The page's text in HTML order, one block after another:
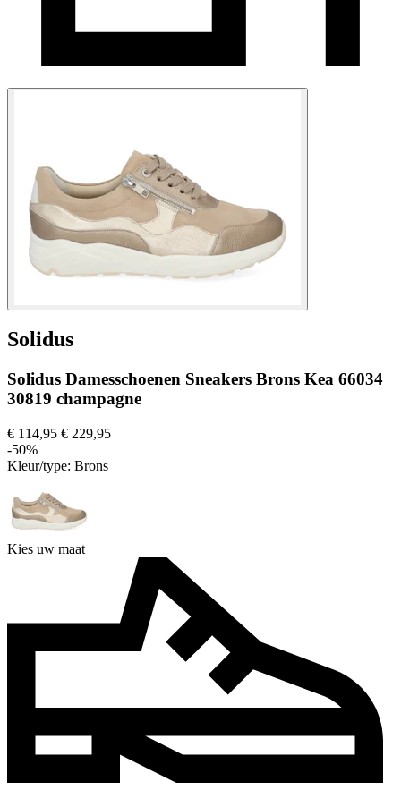
Solidus
Solidus Damesschoenen Sneakers Brons Kea 66034
30819 champagne
€ 114,95 € 229,95
-50%
Kleur/type: Brons
Kies uw maat